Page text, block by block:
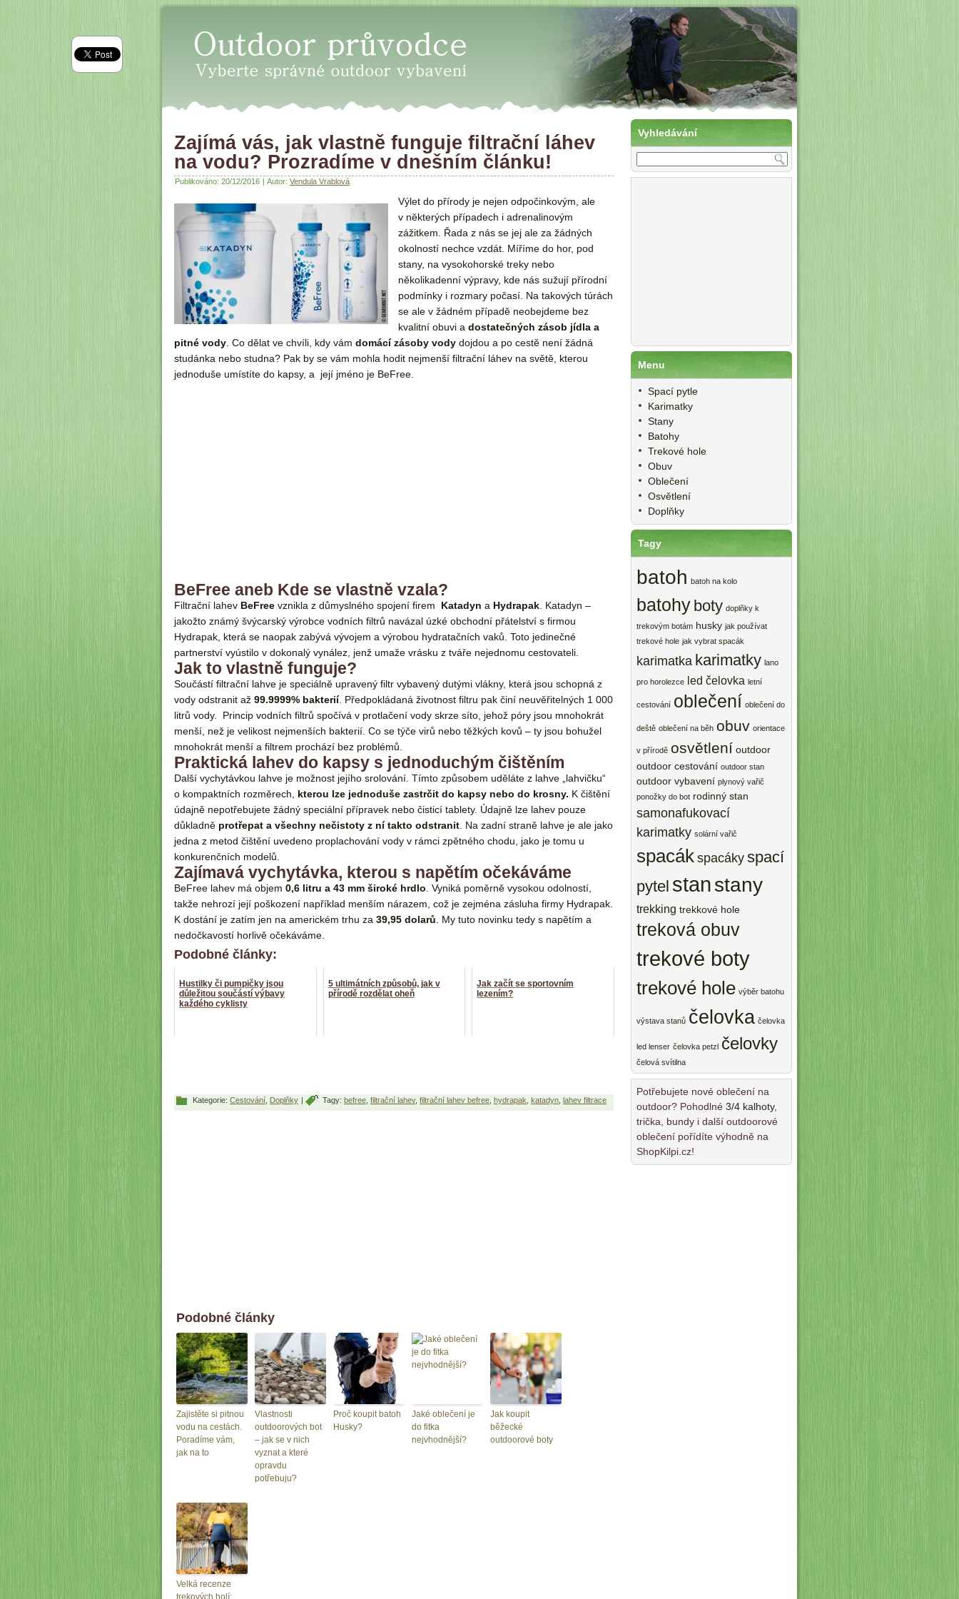
Oudoor průvodce - Vyberte správné outdoor vybavení do přírody
Zajímá vás, jak vlastně funguje filtrační láhev
na vodu? Prozradíme v dnešním článku!
Publikováno: 20/12/2016 | Autor: Vendula Vrablová
Výlet do přírody je nejen odpočinkovým, ale
v některých případech i adrenalinovým
zážitkem. Řada z nás se jej ale za žádných
okolností nechce vzdát. Míříme do hor, pod
stany, na vysokohorské treky nebo
několikadenní výpravy, kde nás sužují přírodní
podmínky i rozmary počasí. Na takových túrách
se ale v žádném případě neobejdeme bez
kvalitní obuvi a dostatečných zásob jídla a
pitné vody . Co dělat ve chvíli, kdy vám domácí zásoby vody dojdou a po cestě není žádná
studánka nebo studna? Pak by se vám mohla hodit nejmenší filtrační láhev na světě, kterou
jednoduše umístíte do kapsy, a její jméno je BeFree.
BeFree aneb Kde se vlastně vzala?
Filtrační lahev BeFree vznikla z důmyslného spojení firem Katadyn a Hydrapak . Katadyn –
jakožto známý švýcarský výrobce vodních filtrů navázal úzké obchodní přátelství s firmou
Hydrapak, která se naopak zabývá vývojem a výrobou hydratačních vaků. Toto jedinečné
partnerství vyústilo v dokonalý vynález, jenž umaže vrásku z tváře nejednomu cestovateli.
Jak to vlastně funguje?
Součástí filtrační lahve je speciálně upravený filtr vybavený dutými vlákny, která jsou schopná z
vody odstranit až 99.9999% bakterií. Předpokládaná životnost filtru pak činí neuvěřitelných 1 000
litrů vody. Princip vodních filtrů spočívá v protlačení vody skrze síto, jehož póry jsou mnohokrát
menší, než je velikost nejmenších bakterií. Co se týče virů nebo těžkých kovů – ty jsou bohužel
mnohokrát menší a filtrem prochází bez problémů.
Praktická lahev do kapsy s jednoduchým čištěním
Další vychytávkou lahve je možnost jejího srolování. Tímto způsobem uděláte z lahve „lahvičku“
o kompaktních rozměrech, kterou lze jednoduše zastrčit do kapsy nebo do krosny. K čištění
údajně nepotřebujete žádný speciální přípravek nebo čisticí tablety. Údajně lze lahev pouze
důkladně protřepat a všechny nečistoty z ní takto odstranit . Na zadní straně lahve je ale jako
jedna z metod čištění uvedeno proplachování vody v rámci zpětného chodu, jako je tomu u
konkurenčních modelů.
Zajímavá vychytávka, kterou s napětím očekáváme
BeFree lahev má objem 0,6 litru a 43 mm široké hrdlo . Vyniká poměrně vysokou odolností,
takže nehrozí její poškození například menším nárazem, což je zejména zásluha firmy Hydrapak.
K dostání je zatím jen na americkém trhu za 39,95 dolarů . My tuto novinku tedy s napětím a
nedočkavostí horlivě očekáváme.
Podobné články:
Hustilky či pumpičky jsou
důležitou součástí výbavy
každého cyklisty
5 ultimátních způsobů, jak v
přírodě rozdělat oheň
Jak začít se sportovním
lezením?
Kategorie: Cestování Doplňky | Tagy: befree filtrační lahev, filtrační lahev befree hydrapak katadyn lahev filtrace
Podobné články
Zajistěte si pitnou
vodu na cestách.
Poradíme vám,
jak na to
Vlastnosti
outdoorových bot
– jak se v nich
vyznat a které
opravdu
potřebuju?
Proč koupit batoh
Husky?
Jaké oblečení je
do fitka
nejvhodnější?
Jak koupit
běžecké
outdoorové boty
Velká recenze
trekových holí:
Vyhledávání
Menu
Spací pytle
Karimatky
Stany
Batohy
Trekové hole
Obuv
Oblečení
Osvětlení
Doplňky
Tagy
batoh batoh na kolo
batohy boty doplňky k
trekovým botám husky jak používat
trekové hole jak vybrat spacák
karimatka karimatky lano
pro horolezce led čelovka letní
cestování oblečení oblečení do
deště oblečení na běh obuv orientace
v přírodě osvětlení outdoor
outdoor cestování outdoor stan
outdoor vybavení plynový vařič
ponožky do bot rodinný stan
samonafukovací
karimatky solární vařič
spacák spacáky spací
pytel stanstany
trekking trekkové hole
treková obuv
trekové boty
trekové hole výběr batohu
výstava stanů čelovka čelovka
led lenser čelovka petzl čelovky
čelová svítilna
Potřebujete nové oblečení na
outdoor? Pohodlné 3/4 kalhoty,
trička, bundy i další outdoorové
oblečení pořídíte výhodně na
ShopKilpi.cz!